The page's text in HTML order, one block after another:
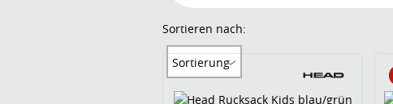
Sortieren nach:
Sortierung